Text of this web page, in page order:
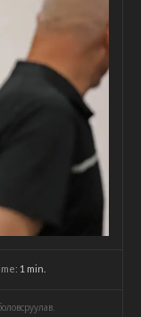
1 min.